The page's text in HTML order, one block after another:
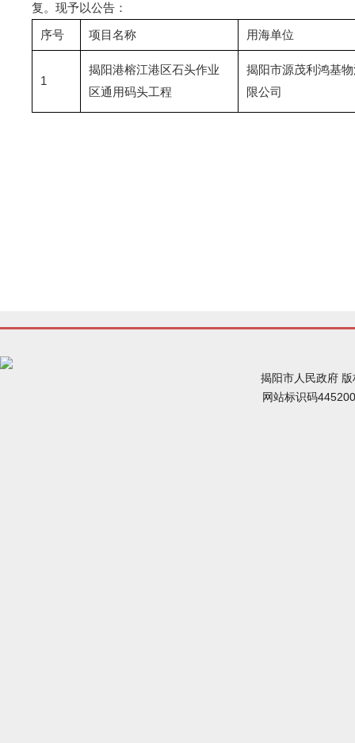
复。现予以公告：
序号
项目名称 用海单位
1
揭阳港榕江港区石头作业
区通用码头工程
揭阳市源茂利鸿基
限公司
揭阳市人民政府
网站标识码